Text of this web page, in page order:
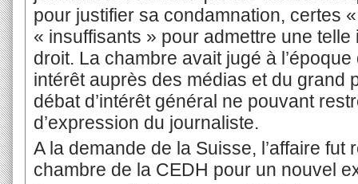
pour justifier sa condamnation, certes
« insuffisants » pour admettre une
droit. La chambre avait jugé à
intérêt auprès des médias et du grand
débat d’intérêt général ne pouvant
d’expression du journaliste.
A la demande de la Suisse, l’affaire
chambre de la CEDH pour un nouvel